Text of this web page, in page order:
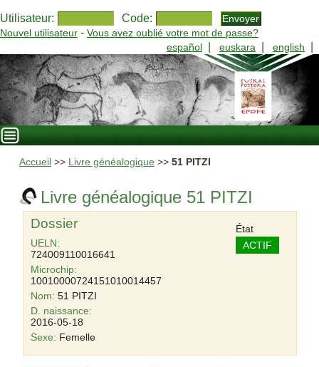
Utilisateur: Code:
Nouvel utilisateur - Vous avez oublié votre mot de passe?
español
euskara english
Accueil >> Livre généalogique >> 51 PITZI
Livre généalogique 51 PITZI
Dossier
UELN:
724009110016641
Microchip:
10010000724151010014457
Nom: 51 PITZI
D. naissance:
2016-05-18
Sexe: Femelle
État
ACTIF